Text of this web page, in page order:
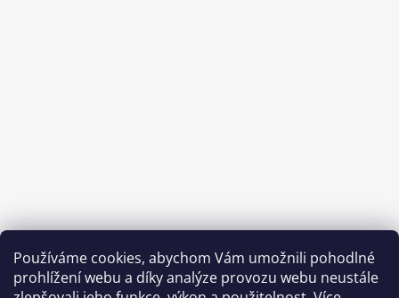
Používáme cookies, abychom Vám umožnili pohodlné
prohlížení webu a díky analýze provozu webu neustále